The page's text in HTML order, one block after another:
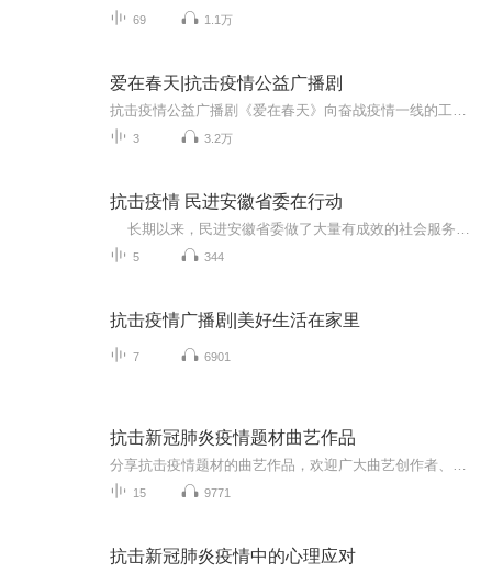
69 1.1万
爱在春天|抗击疫情公益广播剧
3 3.2万
抗击疫情 民进安徽省委在行动
5 344
抗击疫情广播剧|美好生活在家里
7 6901
抗击新冠肺炎疫情题材曲艺作品
15 9771
抗击新冠肺炎疫情中的心理应对